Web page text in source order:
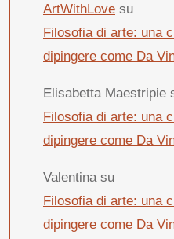
ArtWithLove su
Filosofia di arte: una
dipingere come Da
Elisabetta Maestripie
Filosofia di arte: una
dipingere come Da
Valentina su
Filosofia di arte: una
dipingere come Da